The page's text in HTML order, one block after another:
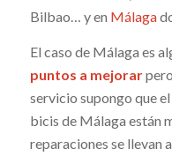
Bilbao… y en Málaga
El caso de Málaga es
puntos a mejorar
servicio supongo que
bicis de Málaga están
reparaciones se llevan